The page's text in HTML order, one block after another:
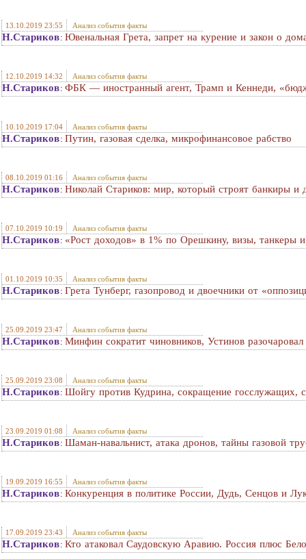
13.10.2019 23:55 Анализ события факты
Н.Стариков: Ювенальная Грета, запрет на курение и закон о
12.10.2019 14:32 Анализ события факты
Н.Стариков: ФБК — иностранный агент, Трамп и Кеннеди,
10.10.2019 17:04 Анализ события факты
Н.Стариков: Путин, газовая сделка, микрофинансовое рабство
08.10.2019 01:16 Анализ события факты
Н.Стариков: Николай Стариков: мир, который строят банкиры и
07.10.2019 10:19 Анализ события факты
Н.Стариков: «Рост доходов» в 1% по Орешкину, визы, танкеры
01.10.2019 10:35 Анализ события факты
Н.Стариков: Грета Тунберг, газопровод и двоечники от
25.09.2019 23:47 Анализ события факты
Н.Стариков: Минфин сократит чиновников, Устинов
25.09.2019 23:08 Анализ события факты
Н.Стариков: Шойгу против Кудрина, сокращение госслужащих,
23.09.2019 01:08 Анализ события факты
Н.Стариков: Шаман-навальнист, атака дронов, тайны газовой
19.09.2019 16:55 Анализ события факты
Н.Стариков: Конкуренция в политике России, Дудь, Сенцов и
17.09.2019 23:43 Анализ события факты
Н.Стариков: Кто атаковал Саудовскую Аравию. Россия плюс